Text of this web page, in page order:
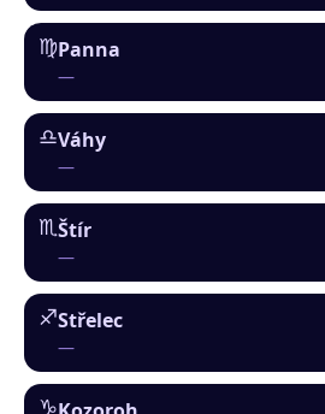
♍︎Panna
—
♎︎Váhy
—
♏︎Štír
—
♐︎Střelec
—
♑︎